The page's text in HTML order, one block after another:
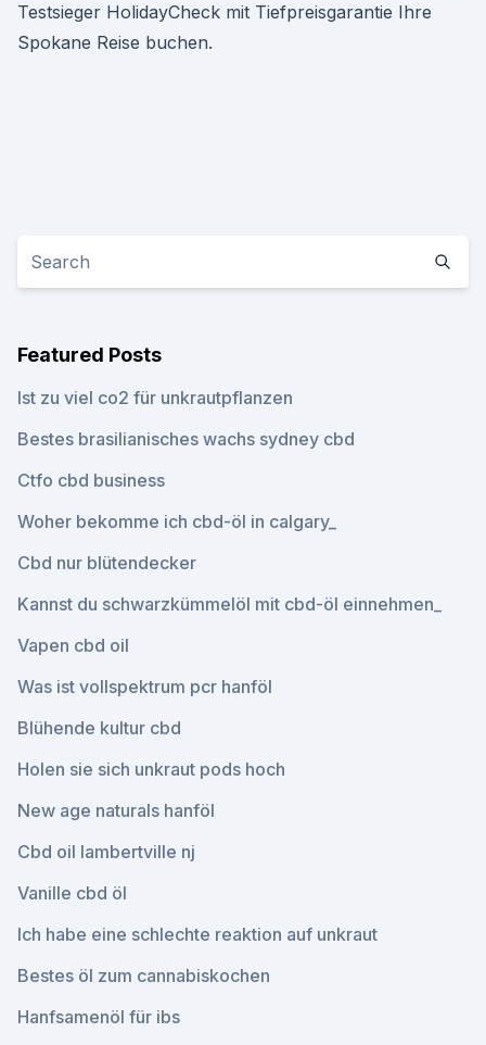
Testsieger HolidayCheck mit Tiefpreisgarantie Ihre
Spokane Reise buchen.
Featured Posts
Ist zu viel co2 für unkrautpflanzen
Bestes brasilianisches wachs sydney cbd
Ctfo cbd business
Woher bekomme ich cbd-öl in calgary_
Cbd nur blütendecker
Kannst du schwarzkümmelöl mit cbd-öl einnehmen_
Vapen cbd oil
Was ist vollspektrum pcr hanföl
Blühende kultur cbd
Holen sie sich unkraut pods hoch
New age naturals hanföl
Cbd oil lambertville nj
Vanille cbd öl
Ich habe eine schlechte reaktion auf unkraut
Bestes öl zum cannabiskochen
Hanfsamenöl für ibs